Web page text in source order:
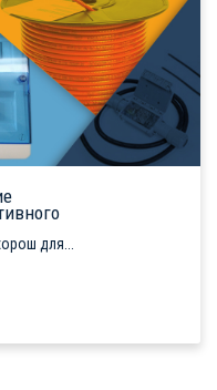
для...